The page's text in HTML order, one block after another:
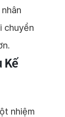
chuyển
Kế
nhiệm